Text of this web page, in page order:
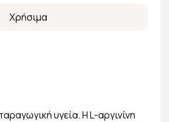
Χρήσιμα
υγεία. Η L-αργινίνη